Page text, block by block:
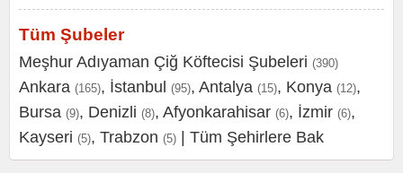
Tüm Şubeler
Meşhur Adıyaman Çiğ Köftecisi Şubeleri (390)
Ankara (165), İstanbul (95), Antalya (15), Konya (12),
Bursa (9), Denizli (8), Afyonkarahisar (6), İzmir (6),
Kayseri (5), Trabzon (5) Tüm Şehirlere Bak